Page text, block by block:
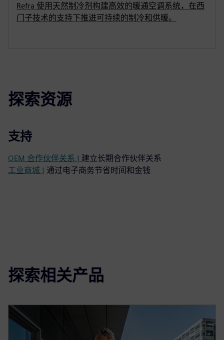
Refra 使用天然制冷剂构建高效的暖通空调系统，在西
门子技术的支持下推进可持续的制冷和供暖。
探索资源
支持
OEM 合作伙伴关系 | 建立长期合作伙伴关系
工业商城 | 通过电子商务节省时间和金钱
探索相关产品